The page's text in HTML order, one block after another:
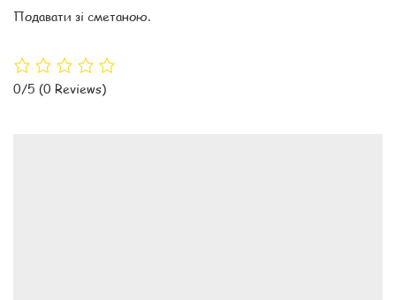
Подавати зі сметаною.
0/5 (0 Reviews)